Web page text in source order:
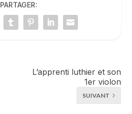
PARTAGER:
L’apprenti luthier et son
1er violon
SUIVANT